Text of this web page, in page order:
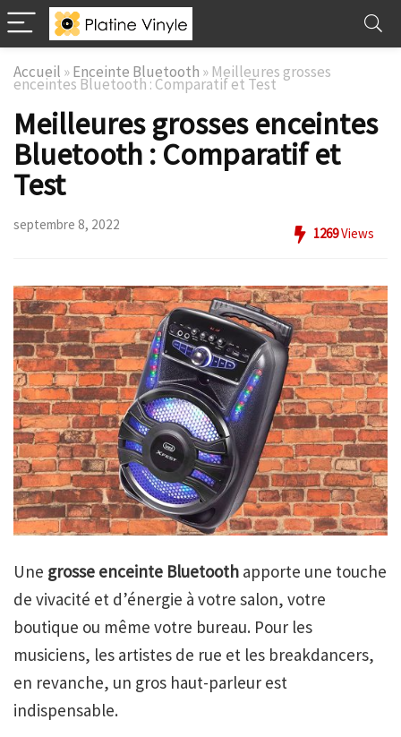
Accueil »Enceinte Bluetooth » Meilleures grosses
enceintes Bluetooth : Comparatif et Test
Meilleures grosses enceintes
Bluetooth : Comparatif et
Test
septembre 8, 2022
1269Views
Une grosse enceinte Bluetooth apporte une touche
de vivacité et d’énergie à votre salon, votre
boutique ou même votre bureau. Pour les
musiciens, les artistes de rue et les breakdancers,
en revanche, un gros haut-parleur est
indispensable.